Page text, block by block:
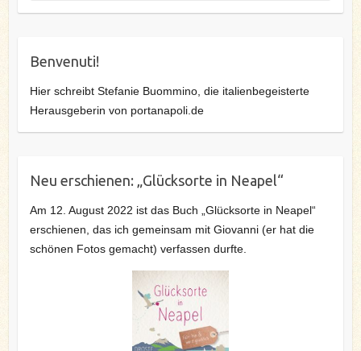
Benvenuti!
Hier schreibt Stefanie Buommino, die italienbegeisterte
Herausgeberin von portanapoli.de
Neu erschienen: „Glücksorte in Neapel“
Am 12. August 2022 ist das Buch „Glücksorte in Neapel“
erschienen, das ich gemeinsam mit Giovanni (er hat die
schönen Fotos gemacht) verfassen durfte.